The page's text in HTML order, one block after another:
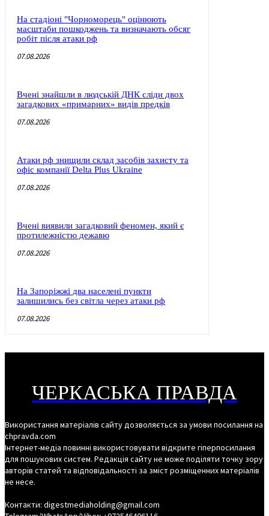
На стадіоні "Чорноморець" оцінюють
масштаби пошкоджень та визначають обсяг
робіт після атаки рф
07.08.2026
Вчені знайшли в людській ДНК сліди двох
загадкових «примарних» видів предків
07.08.2026
Атаки рф знищили склад засобів захисту та
офіс компанії Delta Plus Ukraine
07.08.2026
Вчені виявили загадковий феномен, який є
протилежністю дежавю
07.08.2026
На Запоріжжі два населені пункти
залишились без світла через атаки рф
07.08.2026
ЧЕРКАСЬКА ПРАВДА
Використання матеріалів сайту дозволяється за умови посилання на
chpravda.com
Інтернет-медіа повинні використовувати відкрите гіперпосилання
для пошукових систем. Редакція сайту не може поділяти точку зору
авторів статей та відповідальності за зміст розміщенних матеріалів
не несе.
Контакти: digestmediaholding@gmail.com